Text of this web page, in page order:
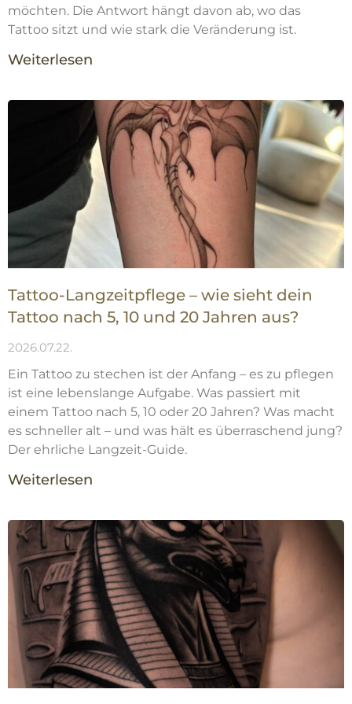
möchten. Die Antwort hängt davon ab, wo das
Tattoo sitzt und wie stark die Veränderung ist.
Weiterlesen
Tattoo-Langzeitpflege – wie sieht dein
Tattoo nach 5, 10 und 20 Jahren aus?
2026.07.22.
Ein Tattoo zu stechen ist der Anfang – es zu pflegen
ist eine lebenslange Aufgabe. Was passiert mit
einem Tattoo nach 5, 10 oder 20 Jahren? Was macht
es schneller alt – und was hält es überraschend jung?
Der ehrliche Langzeit-Guide.
Weiterlesen